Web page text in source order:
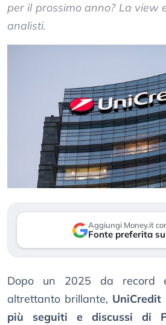
per il prossimo anno? La view
analisti.
Aggiungi Money.it
Fonte preferita
Dopo un 2025 da record
altrettanto brillante, UniCredit
più seguiti e discussi di